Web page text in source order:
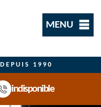
MENU
1990
indisponible